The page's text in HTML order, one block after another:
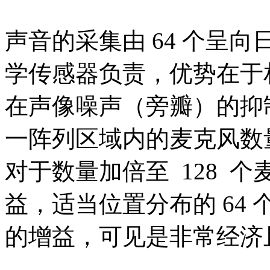
声音的采集由 64 个呈向
学传感器负责，优势在
在声像噪声（旁瓣）的
一阵列区域内的麦克风
对于数量加倍至 128 个
益，适当位置分布的 64
的增益，可见是非常经